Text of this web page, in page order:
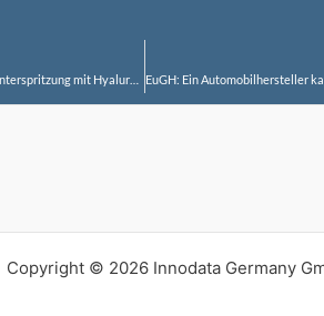
Copyright © 2026 Innodata Germany